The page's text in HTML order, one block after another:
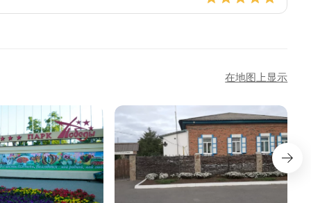
在地图上显示